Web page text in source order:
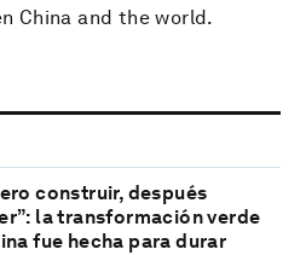
China and the world.
construir, después
la transformación verde
fue hecha para durar